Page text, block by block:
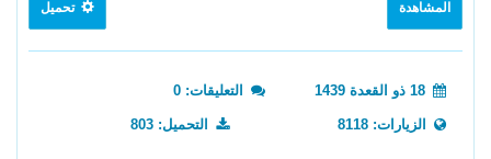
المشاهدة تحميل
التعليقات: 0
الزيارات: 8118 التحميل: 803